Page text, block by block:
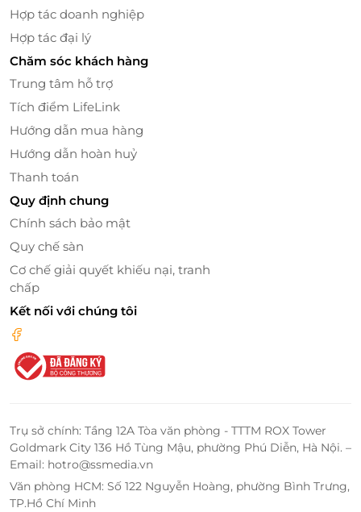
Limone Italian Food tọa lạc trong các khu trung tâm
thương mại sầm uất Vincom Royal City và Vincom
Center, là địa chỉ lý tưởng giúp Quý khách vừa có thể
vui chơi, mua sắm vừa thưởng thức nhiều món ăn
Hợp tác doanh nghiệp
Hợp tác đại lý
Chăm sóc khách hàng
Trung tâm hỗ trợ
Tích điểm LifeLink
Hướng dẫn mua hàng
Hướng dẫn hoàn huỷ
Thanh toán
Quy định chung
Chính sách bảo mật
Quy chế sàn
Cơ chế giải quyết khiếu nại, tranh
chấp
Kết nối với chúng tôi
Trụ sở chính: Tầng 12A Tòa văn phòng - TTTM ROX Tower
Goldmark City 136 Hồ Tùng Mậu, phường Phú Diễn, Hà Nội. –
Email: hotro@ssmedia.vn
Văn phòng HCM: Số 122 Nguyễn Hoàng, phường Bình Trưng,
TP.Hồ Chí Minh